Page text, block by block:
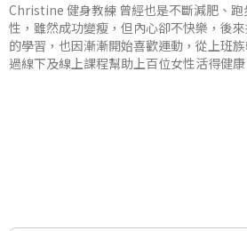
Christine 健身教練 曾經也是不斷減肥、
性，雖然成功變瘦，但內心卻不快樂，後
的學習，也因漸漸開始喜歡運動，從上班
過線下及線上課程幫助上百位女性活得健康